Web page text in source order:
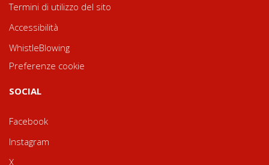
Termini di utilizzo del sito
Accessibilità
WhistleBlowing
Preferenze cookie
SOCIAL
Facebook
Instagram
X